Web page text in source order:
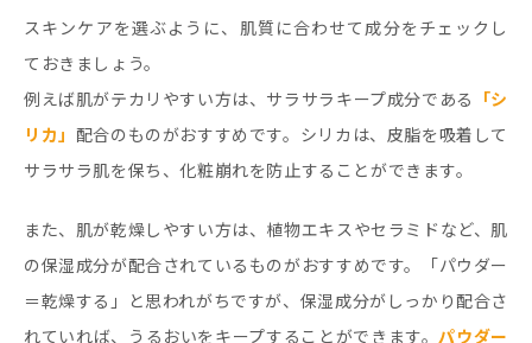
スキンケアを選ぶように、肌質に合わせて成分をチェックし
ておきましょう。
例えば肌がテカリやすい方は、サラサラキープ成分である 「シ
リカ」 配合のものがおすすめです。シリカは、皮脂を吸着して
サラサラ肌を保ち、化粧崩れを防止することができます。
また、肌が乾燥しやすい方は、植物エキスやセラミドなど、肌
の保湿成分が配合されているものがおすすめです。「パウダー
＝乾燥する」と思われがちですが、保湿成分がしっかり配合さ
れていれば、うるおいをキープすることができます。パウダー